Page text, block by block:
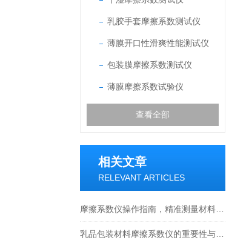
乳胶手套摩擦系数测试仪
薄膜开口性滑爽性能测试仪
包装膜摩擦系数测试仪
薄膜摩擦系数试验仪
查看全部
相关文章
RELEVANT ARTICLES